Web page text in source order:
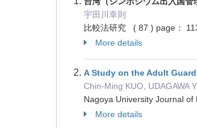
宇田川幸則
比較法研究 ( 87 ) page：
More details
A Study on the Adult
Chin-Ming KUO, UDAGAWA
Nagoya University Journal
More details